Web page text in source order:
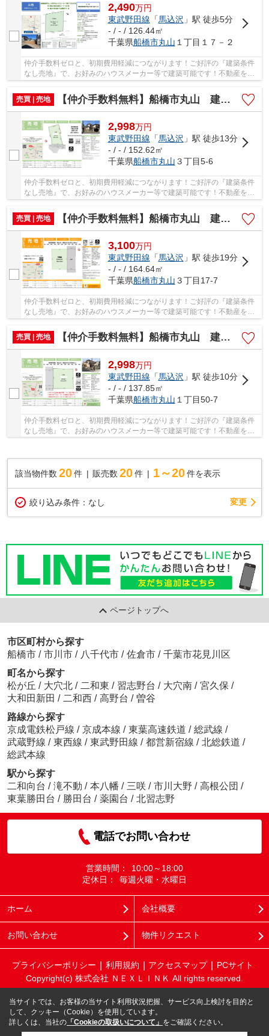
2,490万円
東武野田線 「馬込沢 」駅 徒歩5分
- / - / 126.44㎡
千葉県船橋市丸山 １丁目１７－２
仲介手数料ゼロと、初期費用軽減につながります！ご好評の『建築条件
なし売地』で、お好みのハウスメーカー等で建築可能です！不動産を探
売買 | 売地
【仲介手数料無料】船橋市丸山 建築条件なし売地
2,998万円
東武野田線 「馬込沢 」駅 徒歩13分
- / - / 152.62㎡
千葉県船橋市丸山 ３丁目5-6
仲介手数料ゼロと、初期費用軽減につながります！ご好評の『建築条件
なし売地』で、お好みのハウスメーカー等で建築可能です！不動産を探
売買 | 売地
【仲介手数料無料】船橋市丸山 建築条件なし売地
3,100万円
東武野田線 「馬込沢 」駅 徒歩19分
- / - / 164.64㎡
千葉県船橋市丸山 ３丁目17-7
仲介手数料ゼロと、初期費用軽減につながります！ご好評の『建築条件
なし売地』で、お好みのハウスメーカー等で建築可能です！不動産を探
すなら、当社にお任せください(#^^#) 仲介手数...
売買 | 売地
【仲介手数料無料】船橋市丸山 建築条件なし売地
2,998万円
東武野田線 「馬込沢 」駅 徒歩10分
- / - / 137.85㎡
千葉県船橋市丸山 １丁目50-7
仲介手数料ゼロと、初期費用軽減につながります！ご好評の『建築条件
なし売地』で、お好みのハウスメーカー等で建築可能です！不動産を探
該当物件数 20件 販売数 20 件 1～20 件を表示
絞り込み条件： なし 変更
ページトップへ
市区町村から探す
船橋市 / 市川市 / 八千代市 / 佐倉市 / 千葉市花見川区
町名から探す
松が丘 / 大穴北 / 二和東 / 習志野台 / 大穴南 / 宮久保 /
大和田新田 / 二和西 / 高野台 / 曽谷
路線から探す
京成電鉄松戸線 / 京成本線 / 東葉高速鉄道 / 総武線 /
武蔵野線 / 東西線 / 東武野田線 / 都営新宿線 / 北総鉄道 /
総武本線
駅から探す
二和向台 / 滝不動 / 本八幡 / 三咲 / 市川大野 / 高根公団 /
東葉勝田台 / 勝田台 / 薬園台 / 北習志野
電話でお問い合わせ
営業時間：
10:00～18:00
定休日：
毎週火曜・水曜日
ホーム 会社概要
お問い合わせ 物件リクエスト
プライバシーポリシー 利用規約 アクセスマップ
PCサイト
Copyright(c) 株式会社 ＮＥＸＬＩＮＫ All rights reserved.
当サイトでは、お客様の当サイト利用状況把握、サービス向上検討を目的と
して、クッキー（Cookie）を使用しています。
詳しくは、当社の 「Cookieの取扱いについて」 をご確認ください。